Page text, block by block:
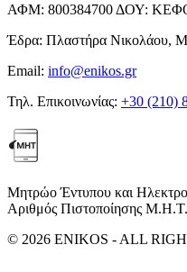
ΑΦΜ: 800384700 ΔΟΥ:
Έδρα: Πλαστήρα Νικολάου,
Email: info@enikos.gr
Τηλ. Επικοινωνίας: +30 (210)
Μητρώο Έντυπου και
Αριθμός Πιστοποίησης
© 2026 ENIKOS - ALL